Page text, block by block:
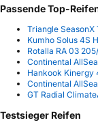
Passende Top-
Triangle SeasonX
Kumho Solus 4S
Rotalla RA 03
Continental
Hankook Kinergy
Continental
GT Radial
Testsieger Reifen